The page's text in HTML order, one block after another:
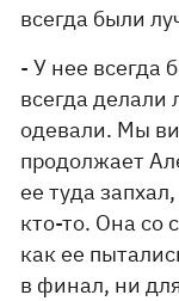
всегда были
- У нее всегда
всегда делали
одевали. Мы
продолжает
ее туда
кто-то. Она со
как ее
в финал, ни